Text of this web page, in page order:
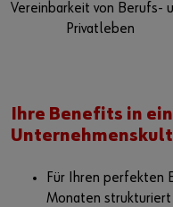
Vereinbarkeit von Berufs-
Privatleben
Ihre Benefits in
Für Ihren perfekten
Monaten